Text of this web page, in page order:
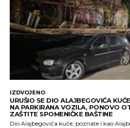
IZDVOJENO
URUŠIO SE DIO ALAJBEGOVIĆA
NA PARKIRANA VOZILA, PONOVO
ZAŠTITE SPOMENIČKE BAŠTINE
Dio Alajbegovića kuće, poznate i kao